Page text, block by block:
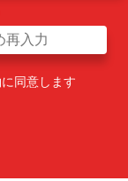
同意します